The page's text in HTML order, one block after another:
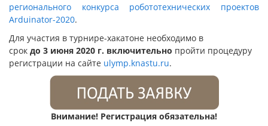
регионального конкурса робототехнических проектов
Arduinator-2020.
Для участия в турнире-хакатоне необходимо в
срок до 3 июня 2020 г. включительно пройти процедуру
регистрации на сайте ulymp.knastu.ru.
Внимание! Регистрация обязательна!